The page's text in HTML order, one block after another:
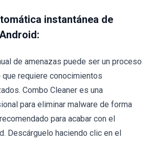
instantánea de
de amenazas puede ser un proceso
requiere conocimientos
Combo Cleaner es una
para eliminar malware de forma
para acabar con el
Descárguelo haciendo clic en el